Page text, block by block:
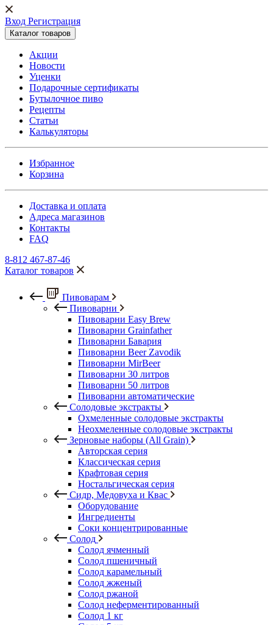
Вход Регистрация
Каталог товаров
Акции
Новости
Уценки
Подарочные сертификаты
Бутылочное пиво
Рецепты
Статьи
Калькуляторы
Избранное
Корзина
Доставка и оплата
Адреса магазинов
Контакты
FAQ
8-812 467-87-46
Каталог товаров
Пивоварам
Пивоварни
Пивоварни Easy Brew
Пивоварни Grainfather
Пивоварни Бавария
Пивоварни Beer Zavodik
Пивоварни MirBeer
Пивоварни 30 литров
Пивоварни 50 литров
Пивоварни автоматические
Солодовые экстракты
Охмеленные солодовые экстракты
Неохмеленные солодовые экстракты
Зерновые наборы (All Grain)
Авторская серия
Классическая серия
Крафтовая серия
Ностальгическая серия
Сидр, Медовуха и Квас
Оборудование
Ингредиенты
Соки концентрированные
Солод
Солод ячменный
Солод пшеничный
Солод карамельный
Солод жженый
Солод ржаной
Солод неферментированный
Солод 1 кг